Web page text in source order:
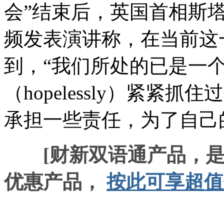
会”结束后，英国首相斯
频发表演讲称，在当前
到，“我们所处的已是一
（hopelessly）紧紧抓
承担一些责任，为了自
[财新双语通产品，
优惠产品，按此可享超